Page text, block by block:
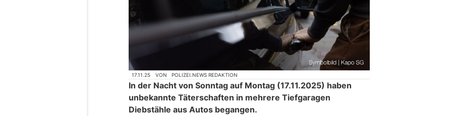
17.11.25 VON POLIZEI.NEWS REDAKTION
In der Nacht von Sonntag auf Montag (17.11.2025) haben
unbekannte Täterschaften in mehrere Tiefgaragen
Diebstähle aus Autos begangen.